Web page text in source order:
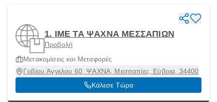
1. ΙΜΕ ΤΑ ΨΑΧΝΑ ΜΕΣΣΑΠΙΩΝ
Προβολή
Μετακομίσεις και Μεταφορές
Γοβίου Άγγελου 60, ΨΑΧΝΑ, Μεσσαπίες, Εύβοια, 34400
Κάλεσε Τώρα